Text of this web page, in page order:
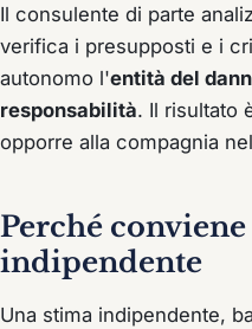
Il consulente di parte
verifica i presupposti e i
autonomo l'entità del
responsabilità. Il risultato
opporre alla compagnia
Perché
indipendente
Una stima indipendente,